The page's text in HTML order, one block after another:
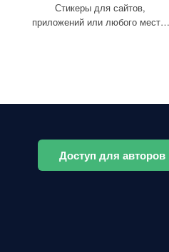
Стикеры для сайтов,
приложений или любого места,
Доступ для авторов